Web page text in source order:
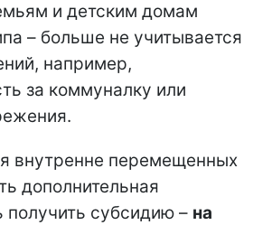
и детским домам
– больше не учитывается
например,
за коммуналку или
внутренне перемещенных
дополнительная
получить субсидию – на